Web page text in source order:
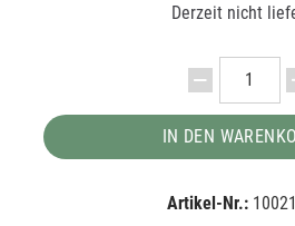
Derzeit nicht
IN DEN
Artikel-Nr.: